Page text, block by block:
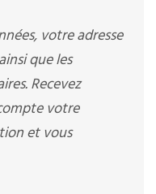
votre adresse
que les
Recevez
votre
et vous